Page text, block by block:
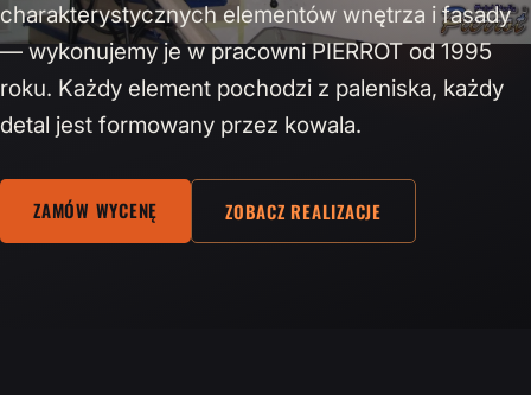
charakterystycznych elementów wnętrza i fasady
— wykonujemy je w pracowni PIERROT od 1995
roku. Każdy element pochodzi z paleniska, każdy
detal jest formowany przez kowala.
ZAMÓW WYCENĘ ZOBACZ REALIZACJE